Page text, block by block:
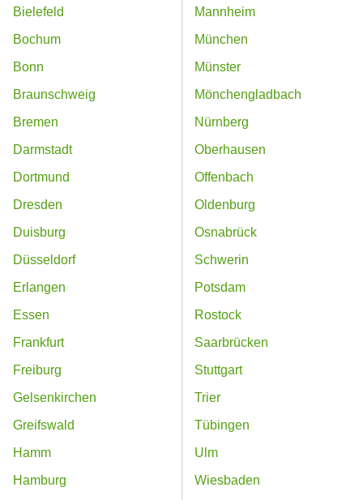
Bielefeld
Bochum
Bonn
Braunschweig
Bremen
Darmstadt
Dortmund
Dresden
Duisburg
Düsseldorf
Erlangen
Essen
Frankfurt
Freiburg
Gelsenkirchen
Greifswald
Hamm
Hamburg
Mannheim
München
Münster
Mönchengladbach
Nürnberg
Oberhausen
Offenbach
Oldenburg
Osnabrück
Schwerin
Potsdam
Rostock
Saarbrücken
Stuttgart
Trier
Tübingen
Ulm
Wiesbaden